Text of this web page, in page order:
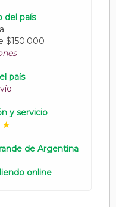
del país
$150.000
país
y servicio
de Argentina
online